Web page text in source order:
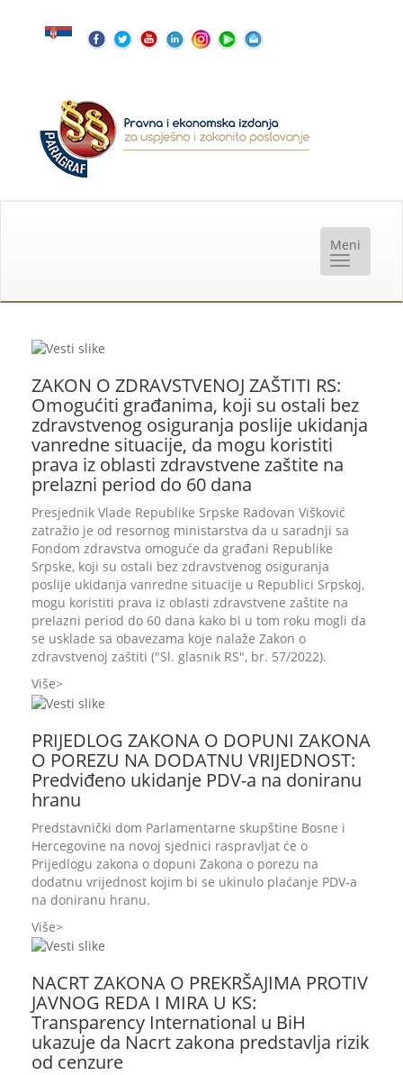
ZAKON O ZDRAVSTVENOJ ZAŠTITI RS:
Omogućiti građanima, koji su ostali bez
zdravstvenog osiguranja poslije ukidanja
vanredne situacije, da mogu koristiti
prava iz oblasti zdravstvene zaštite na
prelazni period do 60 dana
Presjednik Vlade Republike Srpske Radovan Višković
zatražio je od resornog ministarstva da u saradnji sa
Fondom zdravstva omoguće da građani Republike
Srpske, koji su ostali bez zdravstvenog osiguranja
poslije ukidanja vanredne situacije u Republici Srpskoj,
mogu koristiti prava iz oblasti zdravstvene zaštite na
prelazni period do 60 dana kako bi u tom roku mogli da
se usklade sa obavezama koje nalaže Zakon o
zdravstvenoj zaštiti ("Sl. glasnik RS", br. 57/2022).
Više
PRIJEDLOG ZAKONA O DOPUNI ZAKONA
O POREZU NA DODATNU VRIJEDNOST:
Predviđeno ukidanje PDV-a na doniranu
hranu
Predstavnički dom Parlamentarne skupštine Bosne i
Hercegovine na novoj sjednici raspravljat će o
Prijedlogu zakona o dopuni Zakona o porezu na
dodatnu vrijednost kojim bi se ukinulo plaćanje PDV-a
na doniranu hranu.
Više
NACRT ZAKONA O PREKRŠAJIMA PROTIV
JAVNOG REDA I MIRA U KS:
Transparency International u BiH
ukazuje da Nacrt zakona predstavlja rizik
od cenzure